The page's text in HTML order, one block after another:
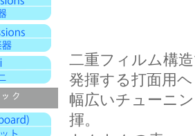
二重フィルム構
発揮する打面用
幅広いチューニ
揮。